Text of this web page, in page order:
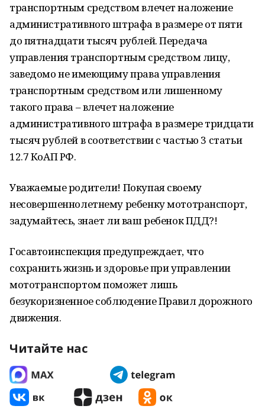
транспортным средством влечет наложение
административного штрафа в размере от пяти
до пятнадцати тысяч рублей. Передача
управления транспортным средством лицу,
заведомо не имеющиму права управления
транспортным средством или лишенному
такого права – влечет наложение
административного штрафа в размере тридцати
тысяч рублей в соответствии с частью 3 статьи
12.7 КоАП РФ.
Уважаемые родители! Покупая своему
несовершеннолетнему ребенку мототранспорт,
задумайтесь, знает ли ваш ребенок ПДД?!
Госавтоинспекция предупреждает, что
сохранить жизнь и здоровье при управлении
мототранспортом поможет лишь
безукоризненное соблюдение Правил дорожного
движения.
Читайте нас